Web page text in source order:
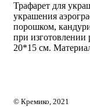
Трафарет для
украшения
порошком,
при изготовлении
20*15 см.
© Кремико, 2021